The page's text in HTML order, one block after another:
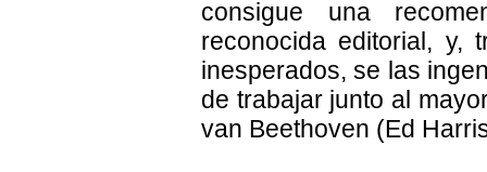
consigue una
reconocida editorial, y,
inesperados, se las
de trabajar junto al
van Beethoven (Ed